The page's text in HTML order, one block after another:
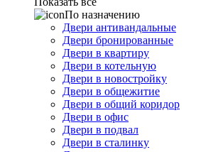
По назначению
Двери антивандальные
Двери бронированные
Двери в квартиру
Двери в котельную
Двери в новостройку
Двери в общежитие
Двери в общий коридор
Двери в офис
Двери в подвал
Двери в сталинку